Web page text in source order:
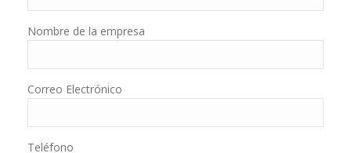
Nombre de la empresa
Correo Electrónico
Teléfono